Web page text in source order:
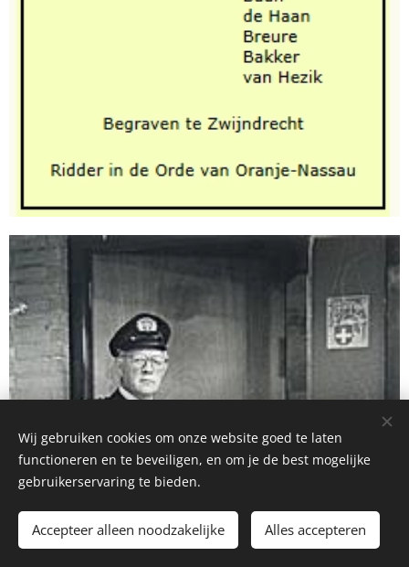
Wij gebruiken cookies om onze website goed te laten
functioneren en te beveiligen, en om je de best mogelijke
gebruikerservaring te bieden.
Accepteer alleen noodzakelijke Alles accepteren